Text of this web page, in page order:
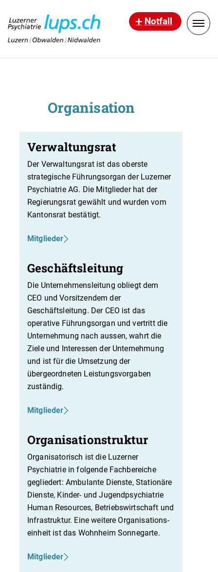
Notfall
Organisation
Verwaltungsrat
Der Verwaltungsrat ist das oberste
strategische Führungsorgan der Luzerner
Psychiatrie AG. Die Mitglieder hat der
Regierungsrat gewählt und wurden vom
Kantonsrat bestätigt.
Mitglieder
Geschäftsleitung
Die Unternehmensleitung obliegt dem
CEO und Vorsitzendem der
Geschäftsleitung. Der CEO ist das
operative Führungsorgan und vertritt die
Unternehmung nach aussen, wahrt die
Ziele und Interessen der Unternehmung
und ist für die Umsetzung der
übergeordneten Leistungsvorgaben
zuständig.
Mitglieder
Organisationstruktur
Organisatorisch ist die Luzerner
Psychiatrie in folgende Fachbereiche
gegliedert: Ambulante Dienste, Stationäre
Dienste, Kinder- und Jugendpsychiatrie
Human Resources, Betriebswirtschaft und
Infrastruktur. Eine weitere Organisations-
einheit ist das Wohnheim Sonnegarte.
Mitglieder